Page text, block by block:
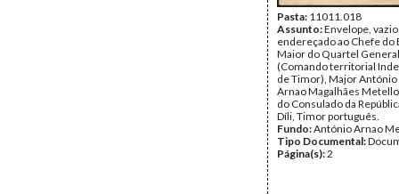
Pasta: 11011.018
Assunto:Envelope,
endereçado ao Chefe do
Maior do Quartel
(Comando territorial
de Timor), Major António
Arnao Magalhães
do Consulado da
Díli, Timor português.
Fundo:António Arnao
Tipo Documental:
Página(s):2